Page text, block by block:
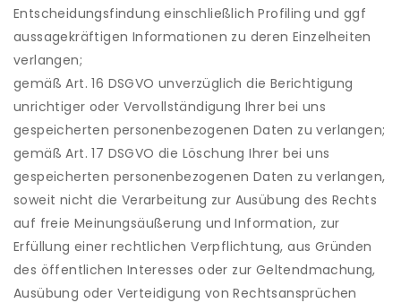
Entscheidungsfindung einschließlich Profiling und ggf
aussagekräftigen Informationen zu deren Einzelheiten
verlangen;
gemäß Art. 16 DSGVO unverzüglich die Berichtigung
unrichtiger oder Vervollständigung Ihrer bei uns
gespeicherten personenbezogenen Daten zu verlangen;
gemäß Art. 17 DSGVO die Löschung Ihrer bei uns
gespeicherten personenbezogenen Daten zu verlangen,
soweit nicht die Verarbeitung zur Ausübung des Rechts
auf freie Meinungsäußerung und Information, zur
Erfüllung einer rechtlichen Verpflichtung, aus Gründen
des öffentlichen Interesses oder zur Geltendmachung,
Ausübung oder Verteidigung von Rechtsansprüchen